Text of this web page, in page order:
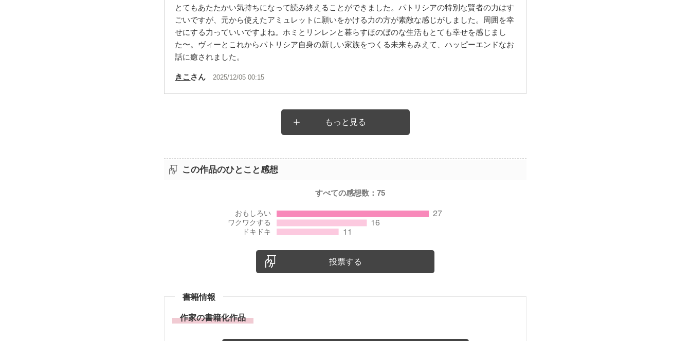
とてもあたたかい気持ちになって読み終えることができました。パトリシアの特別な賢者の力はす
ごいですが、元から使えたアミュレットに願いをかける力の方が素敵な感じがしました。周囲を幸
せにする力っていいですよね。ホミとリンレンと暮らすほのぼのな生活もとても幸せを感じまし
た〜。ヴィーとこれからパトリシア自身の新しい家族をつくる未来もみえて、ハッピーエンドなお
話に癒されました。
きこ さん 2025/12/05 00:15
もっと見る
この作品のひとこと感想
すべての感想数：75
投票する
書籍情報
作家の書籍化作品